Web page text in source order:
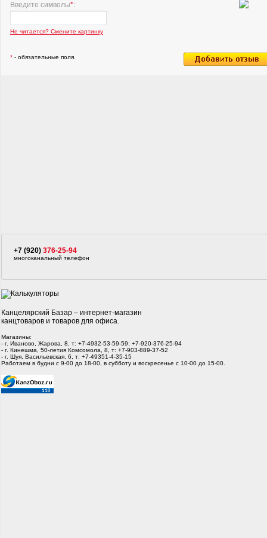
Введите символы*:
Не читается? Смените картинку
* - обязательные поля.
+7 (920) 376-25-94
многоканальный телефон
Канцелярский Базар – интернет-магазин
канцтоваров и товаров для офиса.
Магазины:
- г. Иваново, Жарова, 8, т: +7-4932-53-59-59; +7-920-376-25-94
- г. Кинешма, 50-летия Комсомола, 8, т: +7-903-889-37-52
- г. Шуя, Васильевская, 6, т: +7-49351-4-35-15
Работаем в будни с 9-00 до 18-00, в субботу и воскресенье с 10-00 до 15-00.